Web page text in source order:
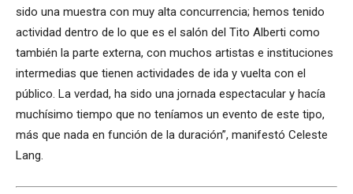
sido una muestra con muy alta concurrencia; hemos tenido
actividad dentro de lo que es el salón del Tito Alberti como
también la parte externa, con muchos artistas e instituciones
intermedias que tienen actividades de ida y vuelta con el
público. La verdad, ha sido una jornada espectacular y hacía
muchísimo tiempo que no teníamos un evento de este tipo,
más que nada en función de la duración”, manifestó Celeste
Lang.